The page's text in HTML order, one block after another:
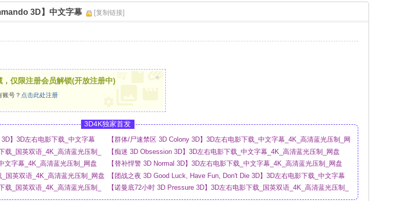
3D】中文字幕 [复制链接]
仅限注册会员解锁(开放注册中)
账号？ 点击此处注册
×
3D4K独家首发
】3D左右电影下载_中文字幕
【群体/尸速禁区 3D Colony 3D】3D左右电影下载_中文字幕_4K_高清蓝光压制_网
盘
载_国英双语_4K_高清蓝光压制_
【痴迷 3D Obsession 3D】3D左右电影下载_中文字幕_4K_高清蓝光压制_网盘
文字幕_4K_高清蓝光压制_网盘
【替补悍警 3D Normal 3D】3D左右电影下载_中文字幕_4K_高清蓝光压制_网盘
国英双语_4K_高清蓝光压制_网盘
【团战之夜 3D Good Luck, Have Fun, Don't Die 3D】3D左右电影下载_中文字幕
_4K_高清蓝光压制_网盘
载_国英双语_4K_高清蓝光压制_
【诺曼底72小时 3D Pressure 3D】3D左右电影下载_国英双语_4K_高清蓝光压制_